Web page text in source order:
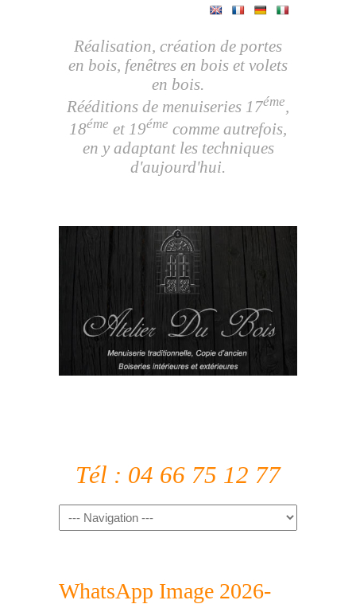
Réalisation, création de portes
en bois, fenêtres en bois et volets
en bois.
Rééditions de menuiseries 17éme,
18éme et 19éme comme autrefois,
en y adaptant les techniques
d'aujourd'hui.
Tél : 04 66 75 12 77
WhatsApp Image 2026-